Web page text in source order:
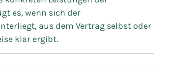
es, wenn sich der
aus dem Vertrag selbst oder
klar ergibt.